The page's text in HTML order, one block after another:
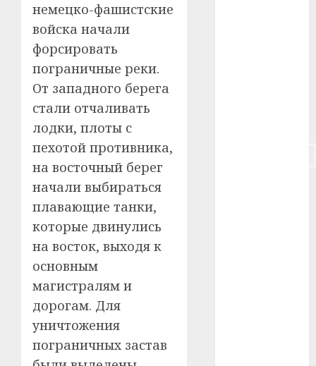
немецко-фашистские
войска начали
форсировать
пограничные реки.
От западного берега
стали отчаливать
лодки, плоты с
пехотой противника,
на восточный берег
начали выбираться
плавающие танки,
которые двинулись
на восток, выходя к
основным
магистралям и
дорогам. Для
уничтожения
пограничных застав